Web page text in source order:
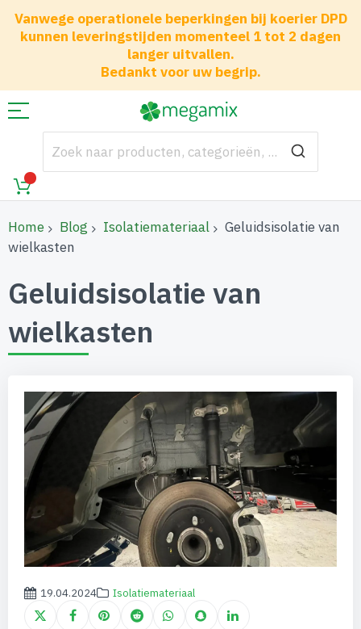
Vanwege operationele beperkingen bij koerier DPD
kunnen leveringstijden momenteel 1 tot 2 dagen
langer uitvallen.
Bedankt voor uw begrip.
Home Blog Isolatiemateriaal
Geluidsisolatie van
wielkasten
Geluidsisolatie van
wielkasten
19.04.2024 Isolatiemateriaal